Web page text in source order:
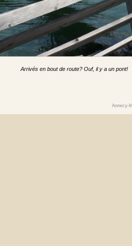
Arrivés en bout de route? Ouf, il y a un pont!
Annecy-